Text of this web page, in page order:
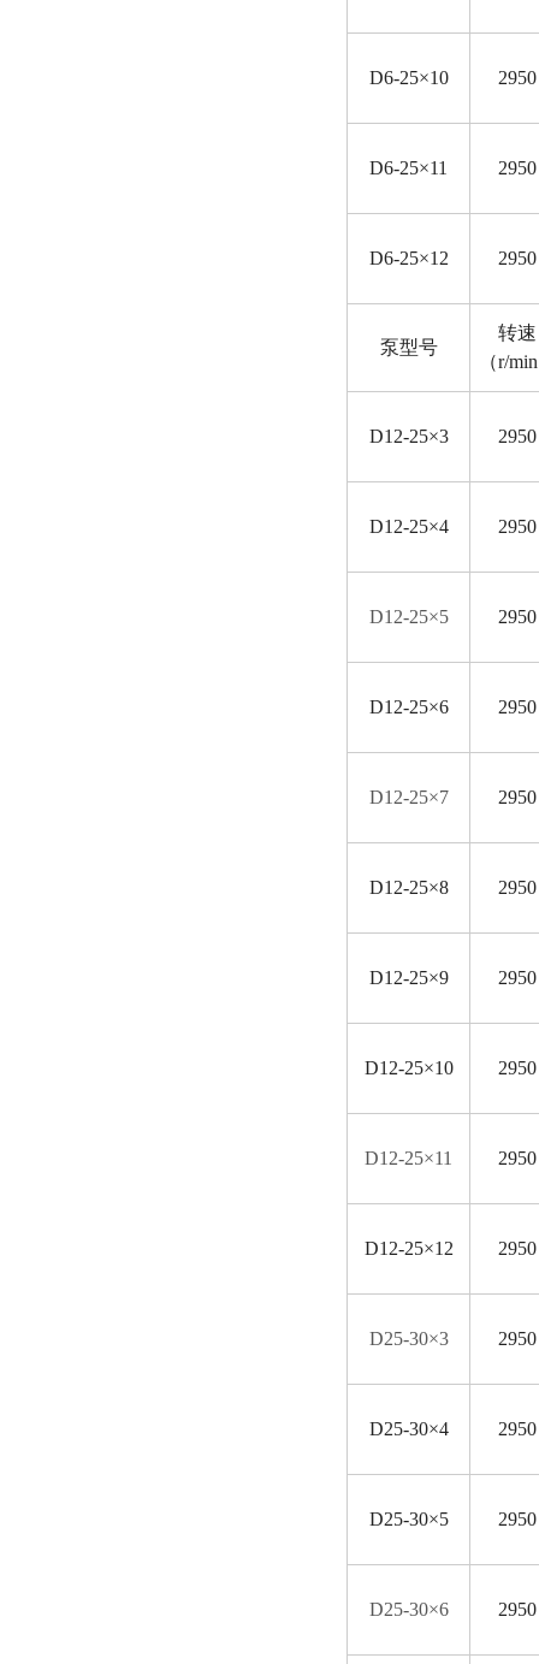
D6-25×10 2950
D6-25×11 2950
D6-25×12 2950
泵型号
转速
（r/
D12-25×3 2950
D12-25×4 2950
D12-25×5 2950
D12-25×6 2950
D12-25×7 2950
D12-25×8 2950
D12-25×9 2950
D12-25×10 2950
D12-25×11 2950
D12-25×12 2950
D25-30×3 2950
D25-30×4 2950
D25-30×5 2950
D25-30×6 2950